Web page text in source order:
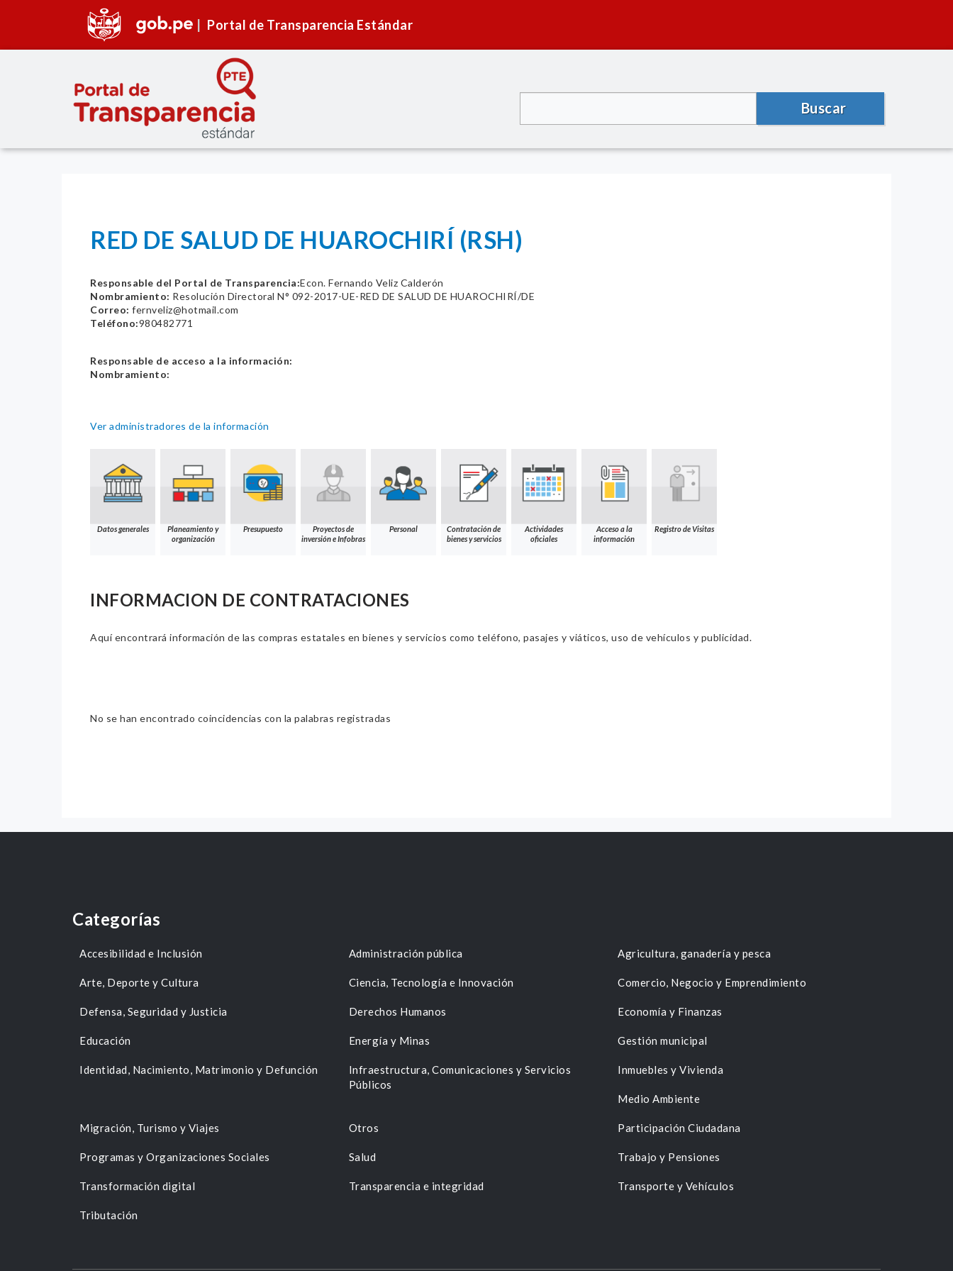
Portal de Transparencia Estándar
Buscar
RED DE SALUD DE HUAROCHIRÍ (RSH)
Responsable del Portal de Transparencia:Econ. Fernando Veliz Calderón
Nombramiento: Resolución Directoral N° 092-2017-UE-RED DE SALUD DE HUAROCHIRÍ/DE
Correo: fernveliz@hotmail.com
Teléfono:980482771
Responsable de acceso a la información:
Nombramiento:
Ver administradores de la información
Datos generales
Planeamiento y
organización
Presupuesto
Proyectos de
inversión e Infobras
Personal
Contratación de
bienes y servicios
Actividades
oficiales
Acceso a la
información
Registro de Visitas
INFORMACION DE CONTRATACIONES
Aquí encontrará información de las compras estatales en bienes y servicios como teléfono, pasajes y viáticos, uso de vehículos y publicidad.
No se han encontrado coincidencias con la palabras registradas
Categorías
Accesibilidad e Inclusión Administración pública Agricultura, ganadería y pesca
Arte, Deporte y Cultura Ciencia, Tecnología e Innovación Comercio, Negocio y Emprendimiento
Defensa, Seguridad y Justicia Derechos Humanos Economía y Finanzas
Educación Energía y Minas Gestión municipal
Identidad, Nacimiento, Matrimonio y Defunción
Infraestructura, Comunicaciones y Servicios
Públicos
Inmuebles y Vivienda
Medio Ambiente
Migración, Turismo y Viajes Otros Participación Ciudadana
Programas y Organizaciones Sociales Salud Trabajo y Pensiones
Transformación digital Transparencia e integridad Transporte y Vehículos
Tributación